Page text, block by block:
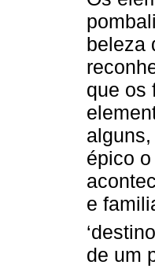
beleza
que os
épico
e
de um